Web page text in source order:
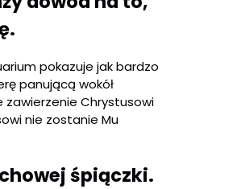
pokazuje jak bardzo
panującą wokół
zawierzenie Chrystusowi
nie zostanie Mu
śpiączki.